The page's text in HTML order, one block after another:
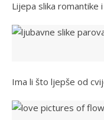
Lijepa slika
Ima li što ljepše od